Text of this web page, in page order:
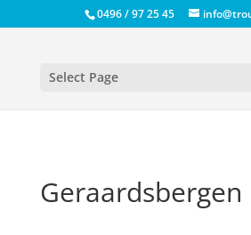
0496 / 97 25 45
Select Page
Geraardsbergen